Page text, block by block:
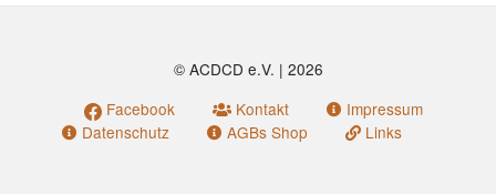
© ACDCD e.V. | 2026
Facebook
Kontakt
Impressum
Datenschutz
AGBs Shop Links